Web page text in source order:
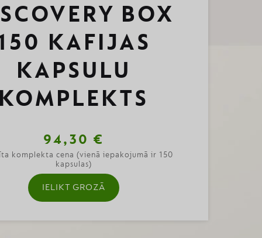
BOX
KAFIJAS
KAPSULU
94,30 €
komplekta cena (vienā iepakojumā ir 150
kapsulas)
IELIKT GROZĀ